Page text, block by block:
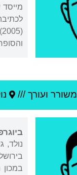
משורר ועורך ///